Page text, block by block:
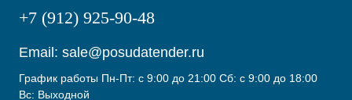
+7 (912) 925-90-48
Email: sale@posudatender.ru
График работы Пн-Пт: с 9:00 до 21:00 Сб: с 9:00 до 18:00
Вс: Выходной